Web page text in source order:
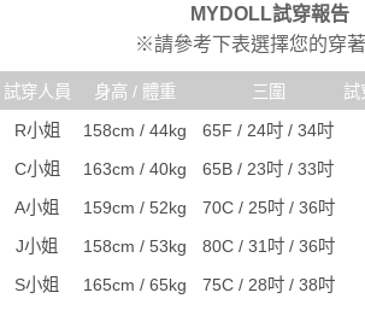
MYDOLL試穿報告
※請參考下表選擇您的穿
試穿人員 身高 / 體重 三圍 試
R小姐
158cm / 44kg 65F / 24吋 / 34吋
C小姐
163cm / 40kg 65B / 23吋 / 33吋
A小姐
159cm / 52kg 70C / 25吋 / 36吋
J小姐
158cm / 53kg 80C / 31吋 / 36吋
S小姐
165cm / 65kg 75C / 28吋 / 38吋